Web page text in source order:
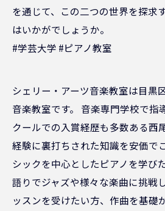
を通じて、この二つの世界を探求
はいかがでしょうか。
#学芸大学 #ピアノ教室
シェリー・アーツ音楽教室は目黒
音楽教室です。 音楽専門学校で指
クールでの入賞経歴も多数ある西
経験に裏打ちされた知識を安価で
シックを中心としたピアノを学び
語りでジャズや様々な楽曲に挑戦
ッスンを受けたい方、作曲を基礎